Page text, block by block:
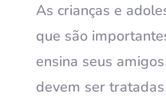
As crianças e
que são
ensina seus
devem ser